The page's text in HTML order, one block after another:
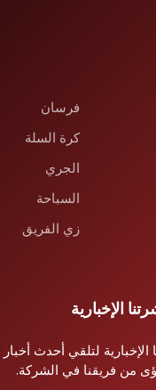
فرسان
كرة السلة
الجري
السباحة
زي الفريق
الإخبارية
لتلقي أحدث
من فريقنا في الشركة.